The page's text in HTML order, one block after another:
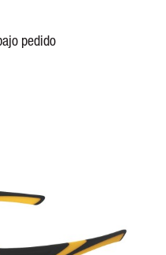
pedido